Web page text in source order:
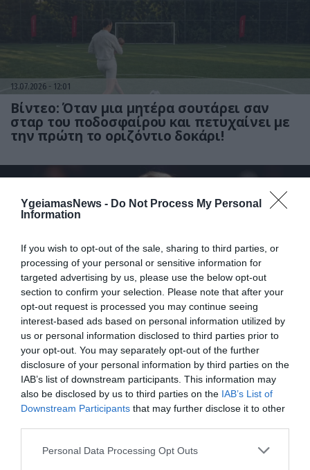
YgeiamasNews - Do Not Process My Personal
Information
If you wish to opt-out of the sale, sharing to third parties, or
processing of your personal or sensitive information for
targeted advertising by us, please use the below opt-out
section to confirm your selection. Please note that after your
opt-out request is processed you may continue seeing
interest-based ads based on personal information utilized by
us or personal information disclosed to third parties prior to
your opt-out. You may separately opt-out of the further
disclosure of your personal information by third parties on the
IAB’s list of downstream participants. This information may
also be disclosed by us to third parties on the IAB’s List of
Downstream Participants that may further disclose it to other
Please note that this website/app uses one or more Google
Personal Data Processing Opt Outs
13.07.2026 12:01
Βίντεο: Όταν μια μητέρα σουτάρει σαν
σταρ του ποδοσφαίρου και πετυχαίνει με
την πρώτη το οριζόντιο δοκάρι!
04.07.2026 12:01
Φωτογραφία: Η αλλαγή στο look της Έμα
Στόουν δεν πέρασε απαρατήρητη –
«Δείχνει 10 χρόνια νεότερη» γράφουν στα
ΜΚΔ